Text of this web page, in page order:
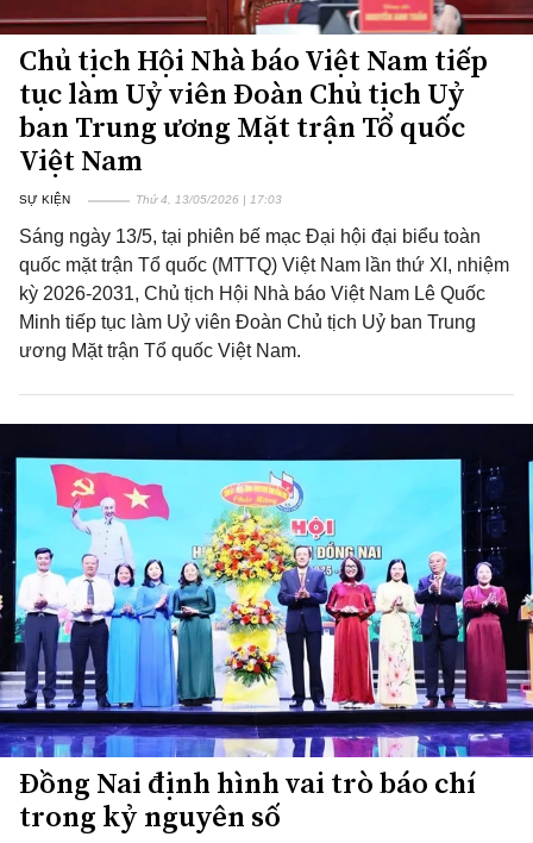
Chủ tịch Hội Nhà báo Việt Nam tiếp
tục làm Uỷ viên Đoàn Chủ tịch Uỷ
ban Trung ương Mặt trận Tổ quốc
Việt Nam
SỰ KIỆN Thứ 4, 13/05/2026 | 17:03
Sáng ngày 13/5, tại phiên bế mạc Đại hội đại biểu toàn
quốc mặt trận Tổ quốc (MTTQ) Việt Nam lần thứ XI, nhiệm
kỳ 2026-2031, Chủ tịch Hội Nhà báo Việt Nam Lê Quốc
Minh tiếp tục làm Uỷ viên Đoàn Chủ tịch Uỷ ban Trung
ương Mặt trận Tổ quốc Việt Nam.
Đồng Nai định hình vai trò báo chí
trong kỷ nguyên số